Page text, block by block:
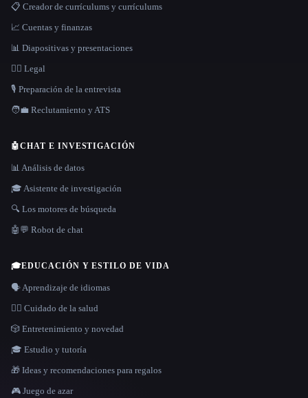
📋 Creador de currículums y currículums
📈 Cuentas y finanzas
📊 Diapositivas y presentaciones
👩‍⚖️ Legal
🎙️ Preparación de la entrevista
🧑‍💼 Reclutamiento y ATS
🤖CHAT E INVESTIGACIÓN
📊 Análisis de datos
🎓 Asistente de investigación
🔍 Los motores de búsqueda
🤖💬 Robot de chat
🎓EDUCACIÓN Y ESTILO DE VIDA
🗣️ Aprendizaje de idiomas
👩‍⚕️ Cuidado de la salud
🎲 Entretenimiento y novedad
🎓 Estudio y tutoría
🎁 Ideas y recomendaciones para regalos
🎮 Juego de azar